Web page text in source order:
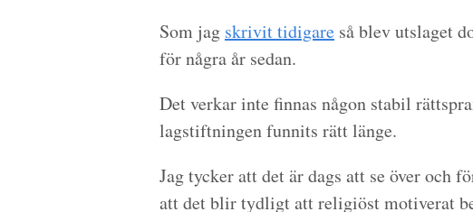
Som jag skrivit tidigare så blev utslaget
för några år sedan.
Det verkar inte finnas någon stabil
lagstiftningen funnits rätt länge.
Jag tycker att det är dags att se över och
att det blir tydligt att religiöst motiverat